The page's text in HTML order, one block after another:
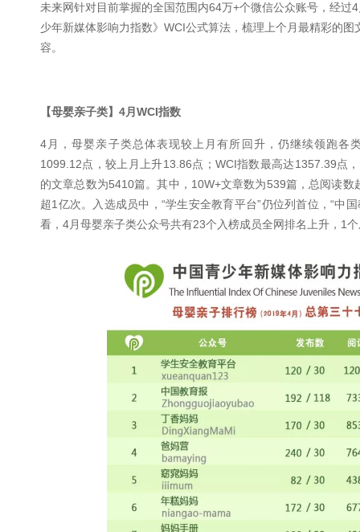
未来网针对目前掌握的全国范围内64万+个微信公众账号，经
少年新媒体影响力指数》WCI公式算法，梳理上个月最精彩的
容。
【母婴亲子类】4月WCI指数
4月，母婴亲子类总体表现较上月有所回升，仍继续领跑各
1099.12点，较上月上升13.86点；WCI指数最高达1357.39点
的文章总数为5410篇。其中，10W+文章数为539篇，总阅读
超1亿次。入选成员中，“学生安全教育平台”仍位列首位，“中
看，4月母婴亲子类公众号共有23个入榜成员全网排名上升，1